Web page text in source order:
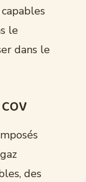
capables
le
dans le
des